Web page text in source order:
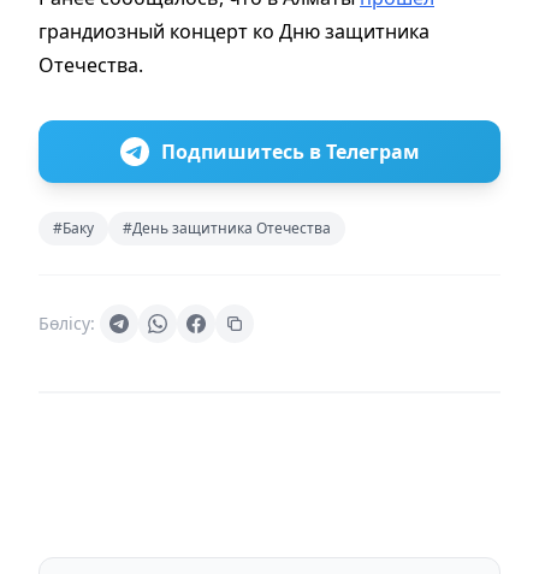
грандиозный концерт ко Дню защитника
Отечества.
Подпишитесь в Телеграм
#Баку #День защитника Отечества
Бөлісу: